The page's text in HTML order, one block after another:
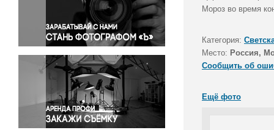
Правосудие
Происшествия и конфликты
Религия
Светская жизнь
Спорт
Экология
Экономика и бизнес
Мороз во время
Категория:
Место: Россия,
Сообщить об
Ещё фото